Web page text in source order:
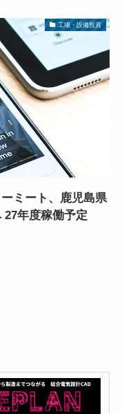
工場・設備投資
ミート、鹿児島県
年度稼働予定